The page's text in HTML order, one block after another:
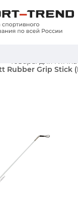
Товары для
Rubber Grip Stick